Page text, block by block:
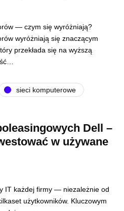
— czym się wyróżniają?
wyróżniają się znaczącym
przekłada się na wyższą
sieci komputerowe
Dell –
w używane
IT każdej firmy — niezależnie od
użytkowników. Kluczowym